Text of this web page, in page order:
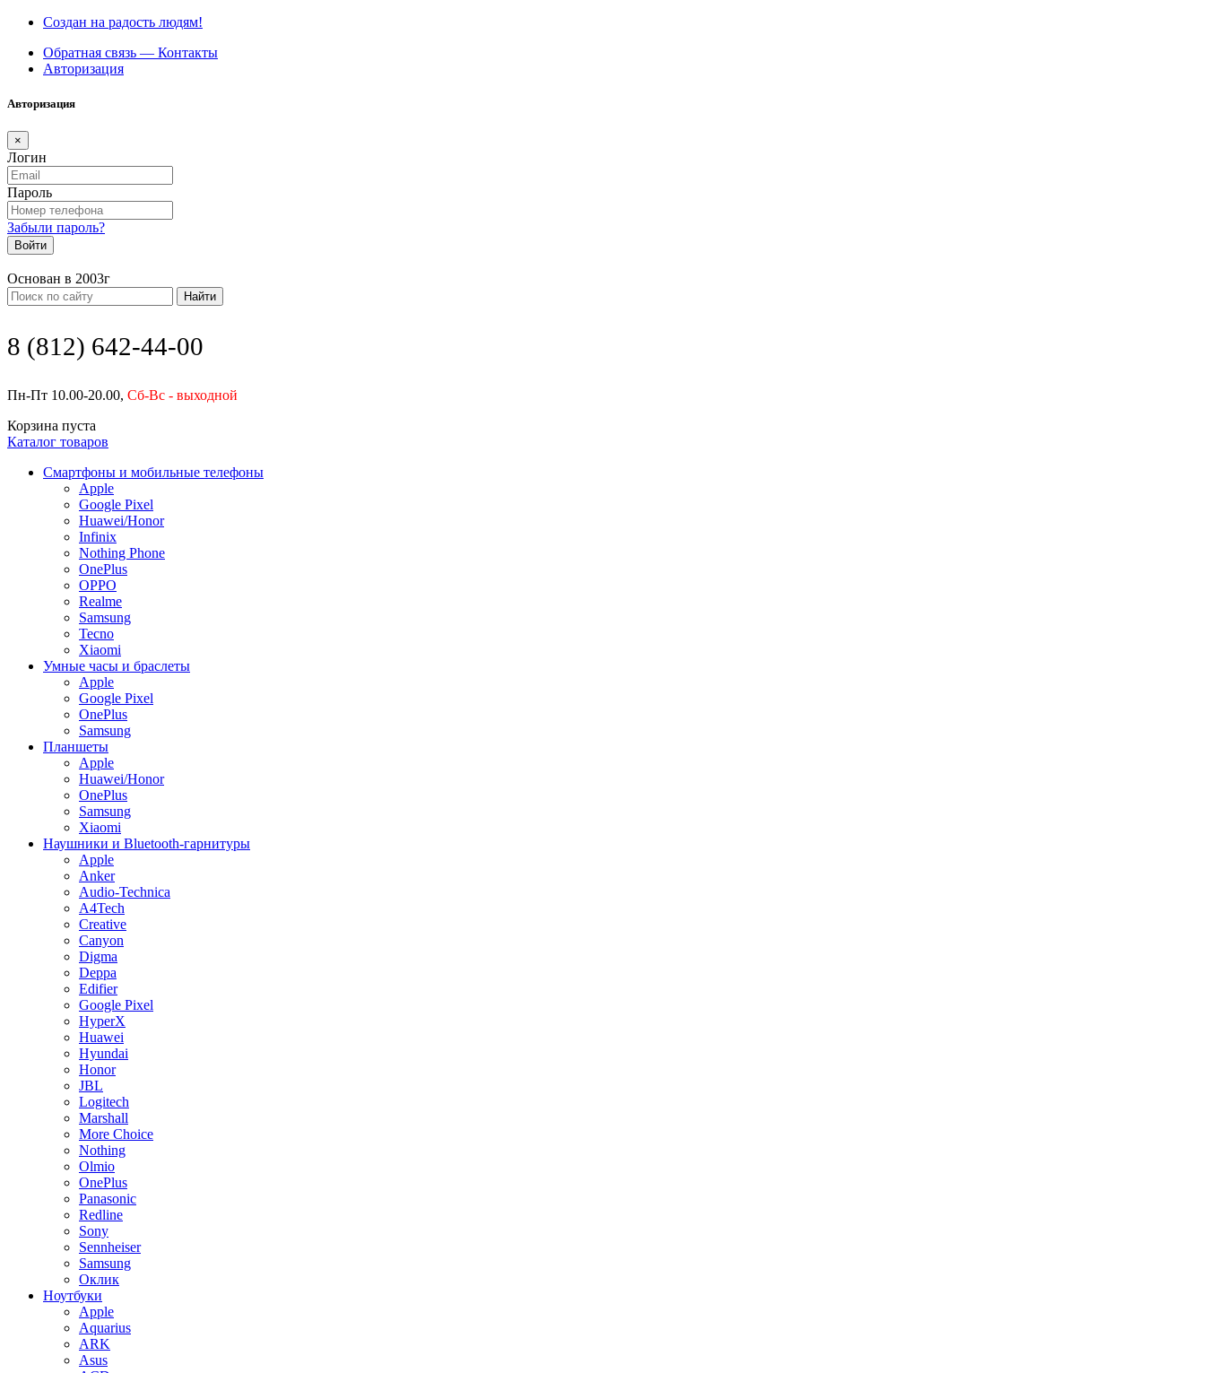
Создан на радость людям!
Обратная связь — Контакты
Авторизация
Авторизация
×
Логин
Пароль
Забыли пароль?
Войти
Основан в 2003г
Найти
8 (812) 642-44-00
Пн-Пт 10.00-20.00, Сб-Вс - выходной
Корзина пуста
Каталог товаров
Смартфоны и мобильные телефоны
Apple
Google Pixel
Huawei/Honor
Infinix
Nothing Phone
OnePlus
OPPO
Realme
Samsung
Tecno
Xiaomi
Умные часы и браслеты
Apple
Google Pixel
OnePlus
Samsung
Планшеты
Apple
Huawei/Honor
OnePlus
Samsung
Xiaomi
Наушники и Bluetooth-гарнитуры
Apple
Anker
Audio-Technica
A4Tech
Creative
Canyon
Digma
Deppa
Edifier
Google Pixel
HyperX
Huawei
Hyundai
Honor
JBL
Logitech
Marshall
More Choice
Nothing
Olmio
OnePlus
Panasonic
Redline
Sony
Sennheiser
Samsung
Оклик
Ноутбуки
Apple
Aquarius
ARK
Asus